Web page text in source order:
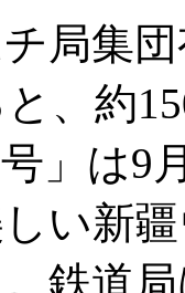
局集
、約
」は9
い新
鉄道